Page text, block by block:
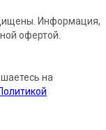
Информация,
офертой.
на